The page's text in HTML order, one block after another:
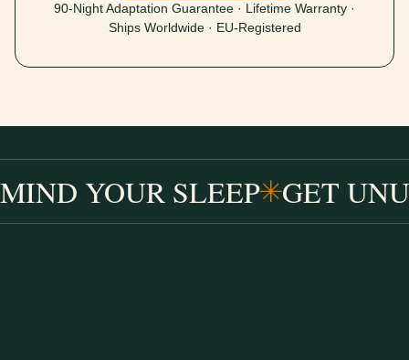
90-Night Adaptation Guarantee · Lifetime Warranty ·
Ships Worldwide · EU-Registered
MIND YOUR SLEEP GET